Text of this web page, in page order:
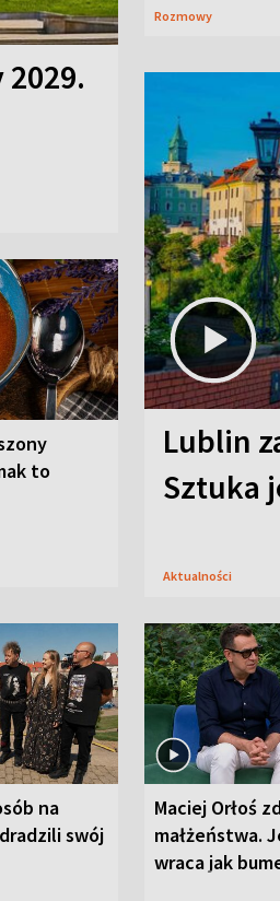
Rozmowy
to
Lublin
Sztuka
Aktualności
na
swój
Maciej Orłoś
małżeństwa.
wraca jak